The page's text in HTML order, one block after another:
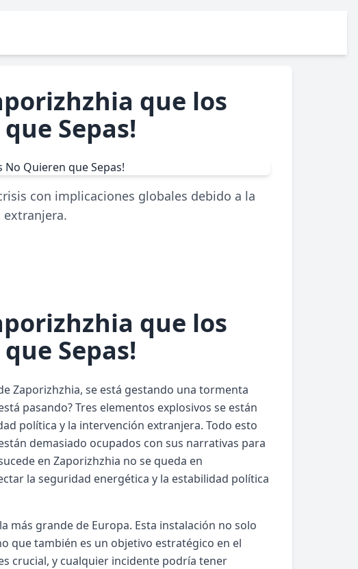
que los
Sepas!
con implicaciones globales debido a la
que los
Sepas!
Zaporizhzhia, se está gestando una tormenta
pasando? Tres elementos explosivos se están
política y la intervención extranjera. Todo esto
demasiado ocupados con sus narrativas para
en Zaporizhzhia no se queda en
la seguridad energética y la estabilidad política
más grande de Europa. Esta instalación no solo
que también es un objetivo estratégico en el
crucial, y cualquier incidente podría tener